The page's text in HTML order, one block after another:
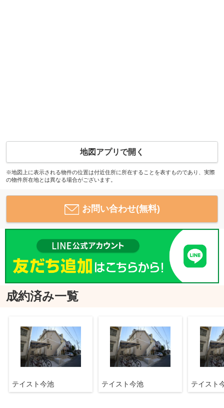
地図アプリで開く
※地図上に表示される物件の位置は付近住所に所在することを表すものであり、実際
の物件所在地とは異なる場合がございます。
お問い合わせ(無料)
成約済み一覧
テイスト今池 テイスト今池 テイスト